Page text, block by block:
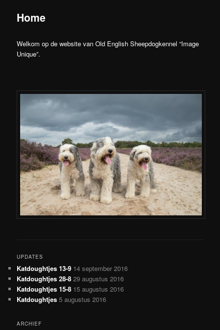
Home
Welkom op de website van Old English Sheepdogkennel “Image
Unique”.
UPDATES
Katdoughtjes 13-9 14 september 2016
Katdoughtjes 28-8 29 augustus 2016
Katdoughtjes 15-8 15 augustus 2016
Katdoughtjes 5 augustus 2016
ARCHIEF